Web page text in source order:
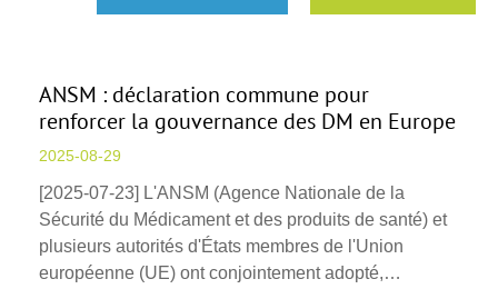
ANSM : déclaration commune pour
renforcer la gouvernance des DM en Europe
2025-08-29
[2025-07-23] L'ANSM (Agence Nationale de la
Sécurité du Médicament et des produits de santé) et
plusieurs autorités d'États membres de l'Union
européenne (UE) ont conjointement adopté,…